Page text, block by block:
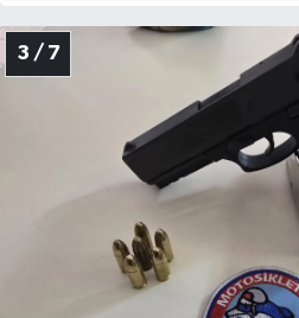
3 / 7